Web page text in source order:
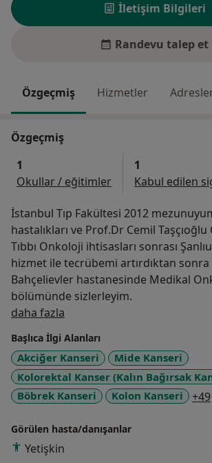
İletişim Bilgileri
Randevu talep et
Özgeçmiş Hizmetler
Özgeçmiş
1
Okullar / eğitimler
1
Kabul edilen
İstanbul Tıp Fakültesi 2012
hastalıkları ve Prof.Dr Cemil Taşçıoğlu
Tıbbı Onkoloji ihtisasları sonrası
hizmet ile tecrübemi artırdıktan
Bahçelievler hastanesinde Medikal
bölümünde sizlerleyim.
daha fazla
Başlıca İlgi Alanları
Akciğer Kanseri
Mide Kanseri
Kolorektal Kanser (Kalın Bağırsak
Böbrek Kanseri
Kolon Kanseri +49
Görülen hasta/danışanlar
Yetişkin